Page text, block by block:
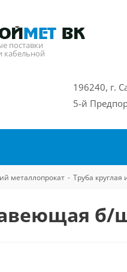
поставки
кабельной
196240, г.
5-й
металлопрокат - Труба
б/ш